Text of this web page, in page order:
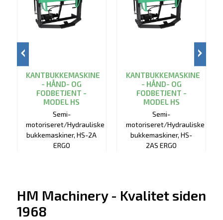
KANTBUKKEMASKINE
- HÅND- OG
FODBETJENT -
MODEL HS
Semi-
motoriseret/Hydrauliske
bukkemaskiner, HS-2A
ERGO
KANTBUKKEMASKINE
- HÅND- OG
FODBETJENT -
MODEL HS
Semi-
motoriseret/Hydrauliske
bukkemaskiner, HS-
2AS ERGO
HM Machinery - Kvalitet siden
1968